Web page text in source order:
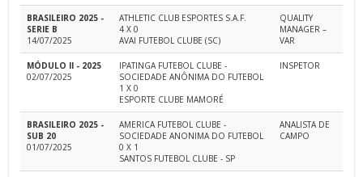
BRASILEIRO 2025 -
SERIE B
14/07/2025
ATHLETIC CLUB ESPORTES S.A.F.
4 X 0
AVAI FUTEBOL CLUBE (SC)
QUALITY
MANAGER –
VAR
MÓDULO II - 2025
02/07/2025
IPATINGA FUTEBOL CLUBE -
SOCIEDADE ANÔNIMA DO FUTEBOL
1 X 0
ESPORTE CLUBE MAMORÉ
INSPETOR
BRASILEIRO 2025 -
SUB 20
01/07/2025
AMERICA FUTEBOL CLUBE -
SOCIEDADE ANONIMA DO FUTEBOL
0 X 1
SANTOS FUTEBOL CLUBE - SP
ANALISTA DE
CAMPO